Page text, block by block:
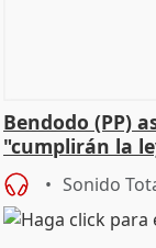
Bendodo (PP)
"cumplirán la
Sonido